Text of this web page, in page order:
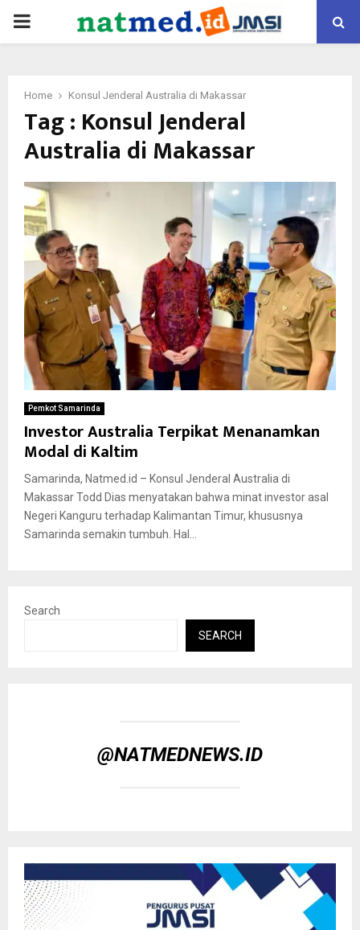
PRIMARY
Home Konsul Jenderal Australia di Makassar
Tag : Konsul Jenderal
Australia di Makassar
Pemkot Samarinda
Investor Australia Terpikat Menanamkan
Modal di Kaltim
Samarinda, Natmed.id – Konsul Jenderal Australia di
Makassar Todd Dias menyatakan bahwa minat investor asal
Negeri Kanguru terhadap Kalimantan Timur, khususnya
Samarinda semakin tumbuh. Hal...
Search
SEARCH
@NATMEDNEWS.ID